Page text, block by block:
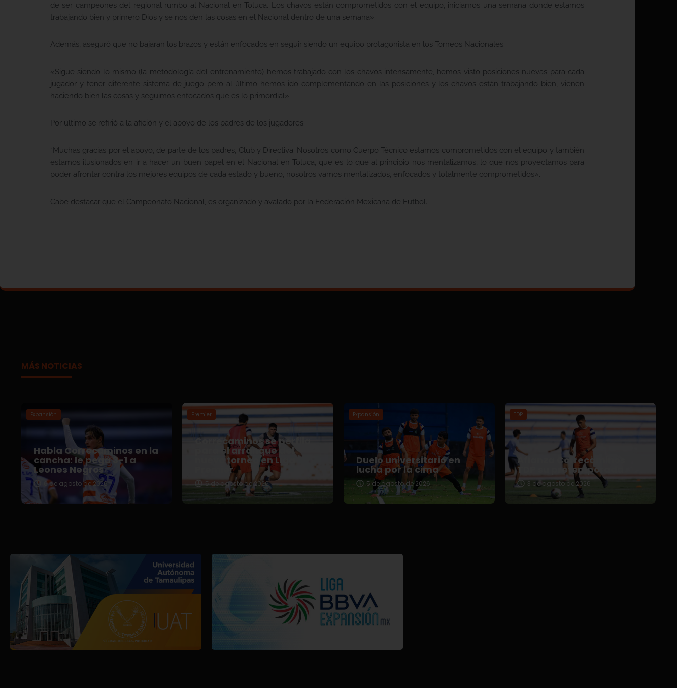
de ser campeones del regional rumbo al Nacional en Toluca. Los chavos están comprometidos con el equipo, iniciamos una semana donde estamos
trabajando bien y primero Dios y se nos den las cosas en el Nacional dentro de una semana».
Además, aseguró que no bajaran los brazos y están enfocados en seguir siendo un equipo protagonista en los Torneos Nacionales.
«Sigue siendo lo mismo (la metodología del entrenamiento) hemos trabajado con los chavos intensamente, hemos visto posiciones nuevas para cada
jugador y tener diferente sistema de juego pero al último hemos ido complementando en las posiciones y los chavos están trabajando bien, vienen
haciendo bien las cosas y seguimos enfocados que es lo primordial».
Por último se refirió a la afición y el apoyo de los padres de los jugadores:
“Muchas gracias por el apoyo, de parte de los padres, Club y Directiva. Nosotros como Cuerpo Técnico estamos comprometidos con el equipo y también
estamos ilusionados en ir a hacer un buen papel en el Nacional en Toluca, que es lo que al principio nos mentalizamos, lo que nos proyectamos para
poder afrontar contra los mejores equipos de cada estado y bueno, nosotros vamos mentalizados, enfocados y totalmente comprometidos».
Cabe destacar que el Campeonato Nacional, es organizado y avalado por la Federación Mexicana de Futbol.
MÁS NOTICIAS
Expansión
Habla Correcaminos en la
cancha: le pega 3-1 a
Leones Negros
6 de agosto de 2026
Premier
Correcaminos se perfila
para el arranque del
nuevo torneo en Liga
Premier
5 de agosto de 2026
Expansión
Duelo universitario en
lucha por la cima
5 de agosto de 2026
TDP
Afianza Correcaminos
TDP su pretemporada
3 de agosto de 2026